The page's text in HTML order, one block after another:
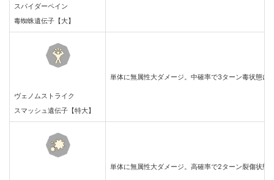
スパイダーペイン
毒蜘蛛遺伝子【大】
ヴェノムストライク
スマッシュ遺伝子【特大】
単体に無属性大ダメージ。中確率で3ターン毒状態に
単体に無属性大ダメージ。高確率で2ターン裂傷状態